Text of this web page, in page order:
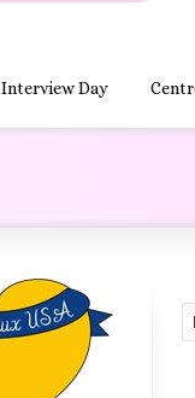
Interview Day